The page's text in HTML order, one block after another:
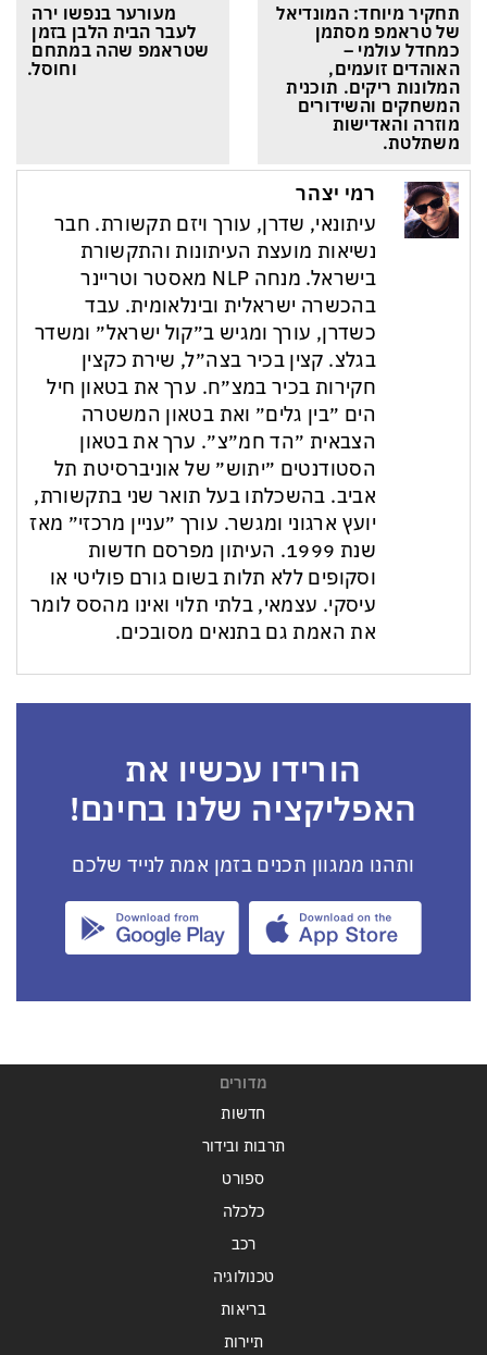
תחקיר מיוחד: המונדיאל
של טראמפ מסתמן
כמחדל עולמי –
האוהדים זועמים,
המלונות ריקים. תוכנית
המשחקים והשידורים
מוזרה והאדישות
משתלטת.
מעורער בנפשו ירה
לעבר הבית הלבן בזמן
שטראמפ שהה במתחם
וחוסל.
רמי יצהר
עיתונאי, שדרן, עורך ויזם תקשורת. חבר
נשיאות מועצת העיתונות והתקשורת
בישראל. מנחה NLP מאסטר וטריינר
בהכשרה ישראלית ובינלאומית. עבד
כשדרן, עורך ומגיש ב״קול ישראל״ ומשדר
בגלצ. קצין בכיר בצה״ל, שירת כקצין
חקירות בכיר במצ״ח. ערך את בטאון חיל
הים ״בין גלים״ ואת בטאון המשטרה
הצבאית ״הד חמ״צ״. ערך את בטאון
הסטודנטים ״יתוש״ של אוניברסיטת תל
אביב. בהשכלתו בעל תואר שני בתקשורת,
יועץ ארגוני ומגשר. עורך ״עניין מרכזי״ מאז
שנת 1999. העיתון מפרסם חדשות
וסקופים ללא תלות בשום גורם פוליטי או
עיסקי. עצמאי, בלתי תלוי ואינו מהסס לומר
את האמת גם בתנאים מסובכים.
הורידו עכשיו את
האפליקציה שלנו בחינם!
ותהנו ממגוון תכנים בזמן אמת לנייד שלכם
מדורים
חדשות
תרבות ובידור
ספורט
כלכלה
רכב
טכנולוגיה
בריאות
תיירות